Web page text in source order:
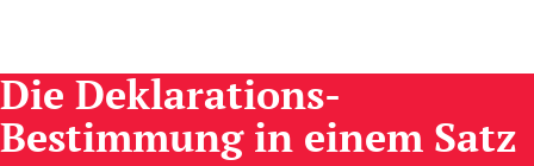
Die Deklarations-
Bestimmung in einem Satz